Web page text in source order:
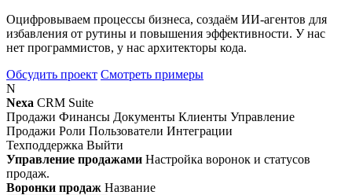
Оцифровываем процессы бизнеса, создаём ИИ-агентов для
избавления от рутины и повышения эффективности. У нас
нет программистов, у нас архитекторы кода.
Обсудить проект Смотреть примеры
N
Nexa CRM Suite
Продажи Финансы Документы Клиенты Управление
Продажи Роли Пользователи Интеграции
Техподдержка Выйти
Управление продажами Настройка воронок и статусов
продаж.
Воронки продаж Название